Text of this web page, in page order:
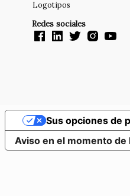
Logotipos
Redes sociales
Aviso en el momento de
Sus opciones de